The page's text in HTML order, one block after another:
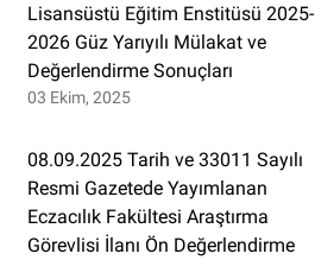
Lisansüstü Eğitim Enstitüsü 2025-
2026 Güz Yarıyılı Mülakat ve
Değerlendirme Sonuçları
03 Ekim, 2025
08.09.2025 Tarih ve 33011 Sayılı
Resmi Gazetede Yayımlanan
Eczacılık Fakültesi Araştırma
Görevlisi İlanı Ön Değerlendirme